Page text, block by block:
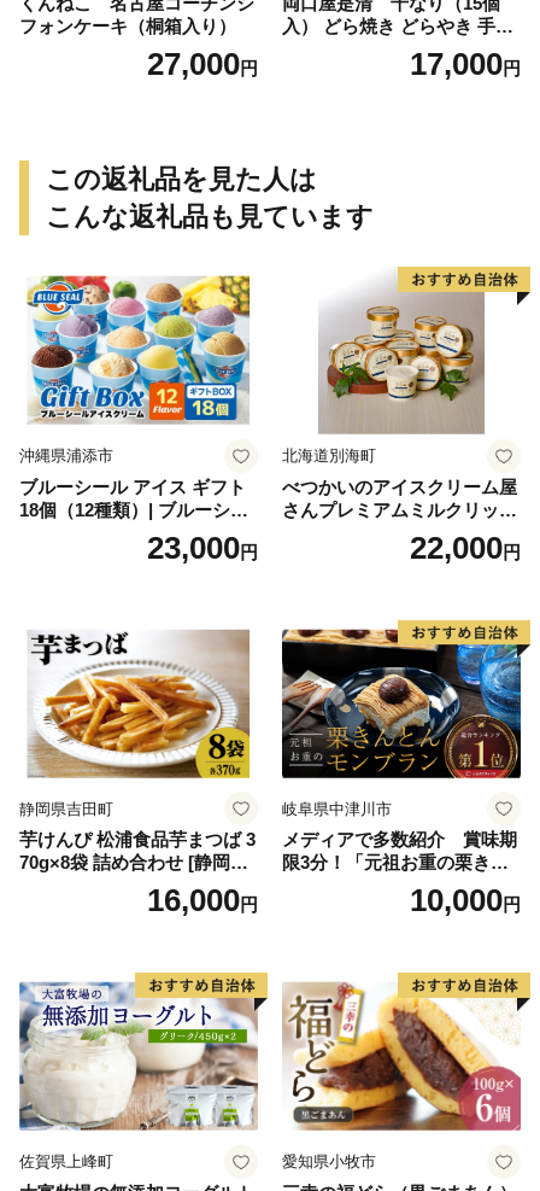
フォンケーキ（桐箱入り）
27,000円
入） どら焼き どらやき 手土
産 お土産 土産 丹波大納言小
豆 抹茶 林檎 りんご 慶事 お
17,000円
この返礼品を見た人は
こんな返礼品も見ています
沖縄県浦添市
ブルーシール アイス ギフト
18個（12種類）| ブルーシー
ルアイス ブルーシールアイ
スクリーム 着日指定可能 送
誕生日 カップ 詰め合わせ バ
ラエティ | バニラ チョコレー
ト ストロベリー ピスタチオ
バニラ＆クッキー ウベ 沖縄
紅イモ 塩ちんすこう 沖縄シ
ークヮーサー 沖縄黒糖 琉球
ロイヤルミルクティ 沖縄パ
イン
23,000円
北海道別海町
べつかいのアイスクリーム屋
さんプレミアムミルクリッチ
12個（AP-01）（ 北海道アイ
ス 北海道産アイス アイス ア
道産アイス 道産アイスクリ
ーム ギフト 詰合せ 詰め合わ
せ ふるさと納税 ）
22,000円
静岡県吉田町
芋けんぴ 松浦食品芋まつば 3
70g×8袋 詰め合わせ [静岡伊
勢丹(松浦食品) 静岡県 吉田町
22424274] 芋ケンピ セット
16,000円
岐阜県中津川市
メディアで多数紹介 賞味期
限3分！「元祖お重の栗きん
とんモンブラン」 【未来の
ご褒美】スイーツ 栗 モンブ
子 菓子 F4N-2298
10,000円
佐賀県上峰町 愛知県小牧市